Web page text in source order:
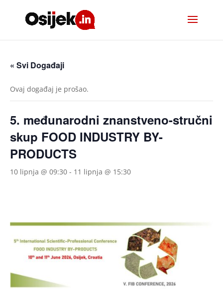
« Svi Događaji
Ovaj događaj je prošao.
5. međunarodni znanstveno-stručni
skup FOOD INDUSTRY BY-
PRODUCTS
10 lipnja @ 09:30 - 11 lipnja @ 15:30